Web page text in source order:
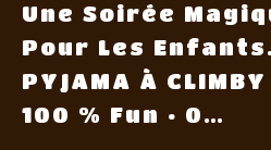
Une Soirée
Pour Les Enfants.
PYJAMA À CLIMBY
100 % Fun • 0…